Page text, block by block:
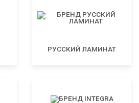
РУССКИЙ ЛАМИНАТ